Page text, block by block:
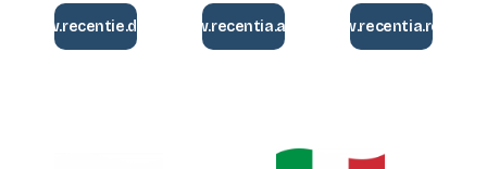
www.recentie.de www.recentia.at www.recentia.ro